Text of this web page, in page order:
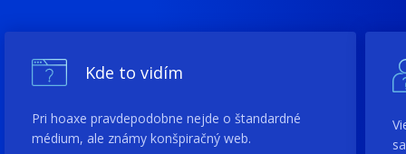
Kde to vidím
Pri hoaxe pravdepodobne nejde o štandardné
médium, ale známy konšpiračný web.